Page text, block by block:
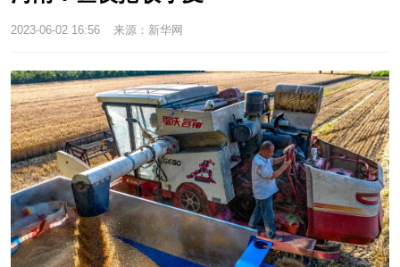
国情 助残 一带一路
海洋 草原 湾区
联盟 心理 老年
2023-06-02 16:56 来源：新华网